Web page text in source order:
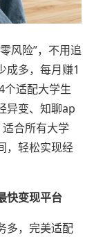
风险”，不用追
成多，每月赚1
个适配大学生
异变、知聊ap
合所有大学
，轻松实现经
快变现平台
多，完美适配